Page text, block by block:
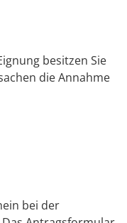
besitzen Sie
die Annahme
bei der